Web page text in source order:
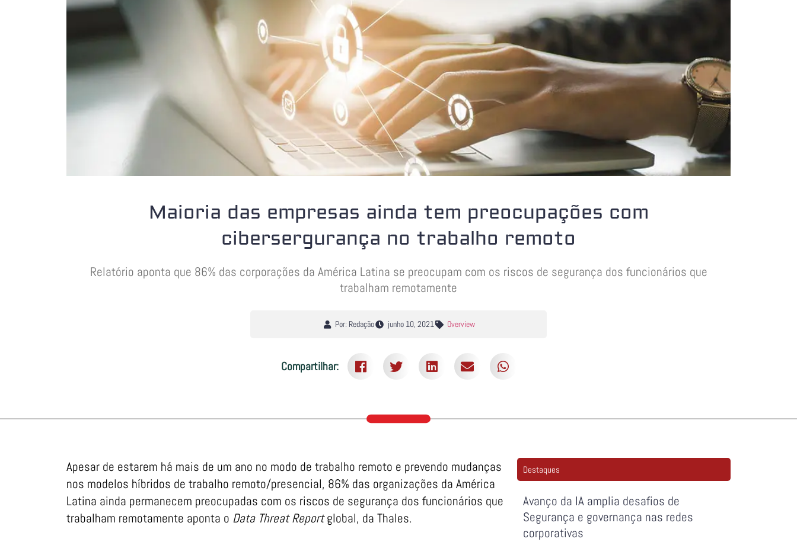
Maioria das empresas ainda tem preocupações com
cibersergurança no trabalho remoto
Relatório aponta que 86% das corporações da América Latina se preocupam com os riscos de segurança dos funcionários que
trabalham remotamente
Por: Redação junho 10, 2021 Overview
Compartilhar:
Apesar de estarem há mais de um ano no modo de trabalho remoto e prevendo mudanças
nos modelos híbridos de trabalho remoto/presencial, 86% das organizações da América
Latina ainda permanecem preocupadas com os riscos de segurança dos funcionários que
trabalham remotamente aponta o Data Threat Reportglobal, da Thales.
Destaques
Avanço da IA amplia desafios de
Segurança e governança nas redes
corporativas